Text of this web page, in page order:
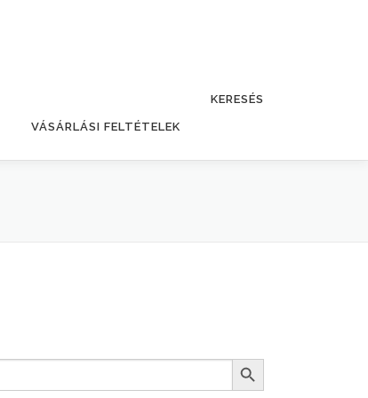
VÁSÁRLÁSI FELTÉTELEK
KERESÉS
Search Button